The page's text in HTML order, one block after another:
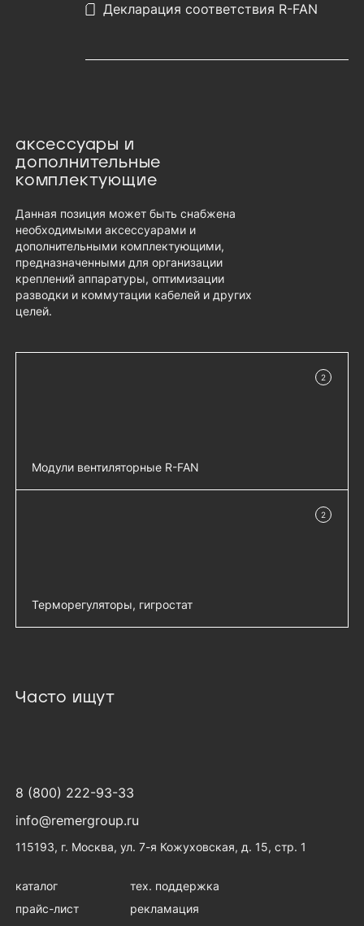
Декларация соответствия R-FAN
аксессуары и
дополнительные
комплектующие
Данная позиция может быть снабжена
необходимыми аксессуарами и
дополнительными комплектующими,
предназначенными для организации
креплений аппаратуры, оптимизации
разводки и коммутации кабелей и других
целей.
Модули вентиляторные R-FAN
в наличии
2
Терморегуляторы, гигростат
в наличии
2
(–10/+50С) - ZR 011
Часто ищут
8 (800) 222-93-33
info@remergroup.ru
115193, г. Москва, ул. 7-я Кожуховская, д. 15, стр. 1
каталог
прайс-лист
тех. поддержка
рекламация